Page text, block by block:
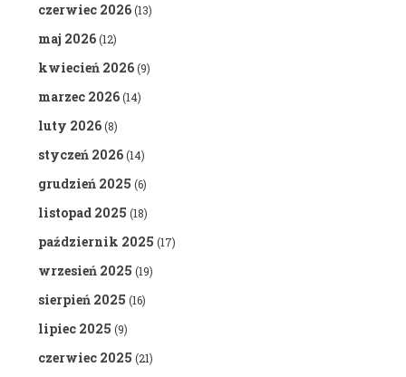
czerwiec 2026(13)
maj 2026(12)
kwiecień 2026(9)
marzec 2026(14)
luty 2026(8)
styczeń 2026(14)
grudzień 2025 (6)
listopad 2025 (18)
październik 2025 (17)
wrzesień 2025 (19)
sierpień 2025 (16)
lipiec 2025 (9)
czerwiec 2025 (21)